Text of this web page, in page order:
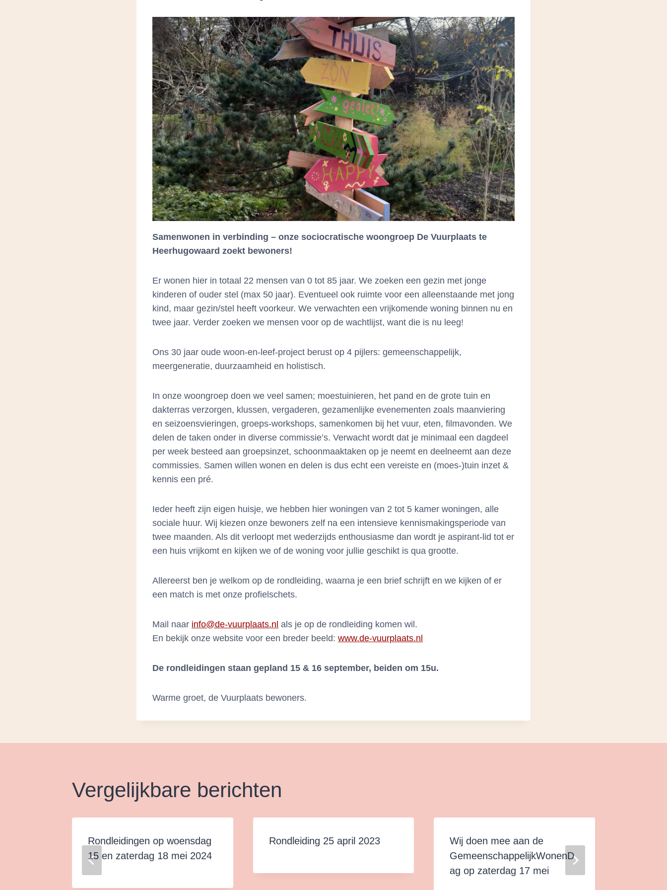
Samenwonen in verbinding – onze sociocratische woongroep De Vuurplaats te
Heerhugowaard zoekt bewoners!
Er wonen hier in totaal 22 mensen van 0 tot 85 jaar. We zoeken een gezin met jonge
kinderen of ouder stel (max 50 jaar). Eventueel ook ruimte voor een alleenstaande met jong
kind, maar gezin/stel heeft voorkeur. We verwachten een vrijkomende woning binnen nu en
twee jaar. Verder zoeken we mensen voor op de wachtlijst, want die is nu leeg!
Ons 30 jaar oude woon-en-leef-project berust op 4 pijlers: gemeenschappelijk,
meergeneratie, duurzaamheid en holistisch.
In onze woongroep doen we veel samen; moestuinieren, het pand en de grote tuin en
dakterras verzorgen, klussen, vergaderen, gezamenlijke evenementen zoals maanviering
en seizoensvieringen, groeps-workshops, samenkomen bij het vuur, eten, filmavonden. We
delen de taken onder in diverse commissie’s. Verwacht wordt dat je minimaal een dagdeel
per week besteed aan groepsinzet, schoonmaaktaken op je neemt en deelneemt aan deze
commissies. Samen willen wonen en delen is dus echt een vereiste en (moes-)tuin inzet &
kennis een pré.
Ieder heeft zijn eigen huisje, we hebben hier woningen van 2 tot 5 kamer woningen, alle
sociale huur. Wij kiezen onze bewoners zelf na een intensieve kennismakingsperiode van
twee maanden. Als dit verloopt met wederzijds enthousiasme dan wordt je aspirant-lid tot er
een huis vrijkomt en kijken we of de woning voor jullie geschikt is qua grootte.
Allereerst ben je welkom op de rondleiding, waarna je een brief schrijft en we kijken of er
een match is met onze profielschets.
Mail naar info@de-vuurplaats.nl als je op de rondleiding komen wil.
En bekijk onze website voor een breder beeld: www.de-vuurplaats.nl
De rondleidingen staan gepland 15 & 16 september, beiden om 15u.
Warme groet, de Vuurplaats bewoners.
Vergelijkbare berichten
Rondleidingen op woensdag
15 en zaterdag 18 mei 2024
Rondleiding 25 april 2023
Wij doen mee aan de
GemeenschappelijkWonenD
ag op zaterdag 17 mei